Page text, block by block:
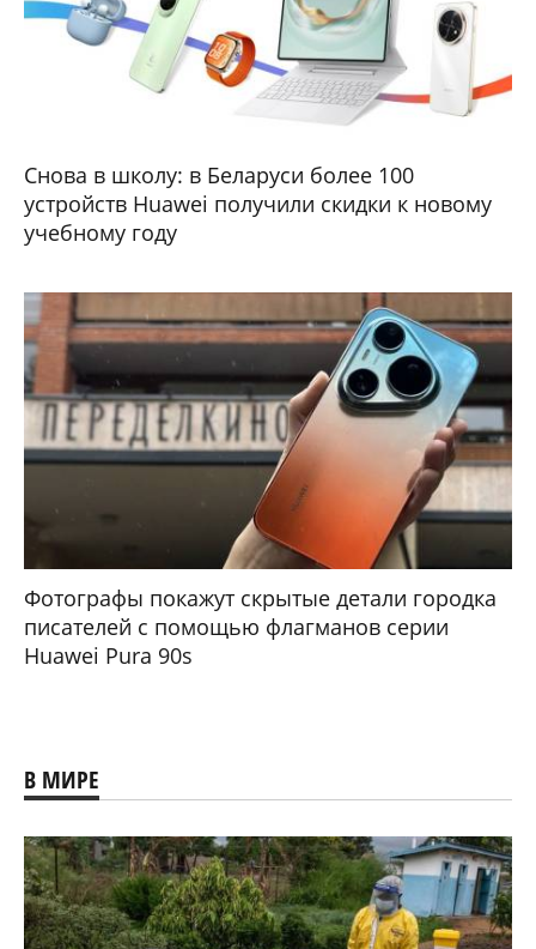
Снова в школу: в Беларуси более 100
устройств Huawei получили скидки к новому
учебному году
Фотографы покажут скрытые детали городка
писателей с помощью флагманов серии
Huawei Pura 90s
В МИРЕ